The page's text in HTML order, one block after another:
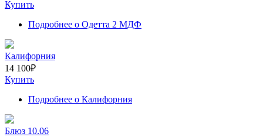
Купить
Подробнее о Одетта 2 МДФ
Калифорния
14 100₽
Купить
Подробнее о Калифорния
Блюз 10.06